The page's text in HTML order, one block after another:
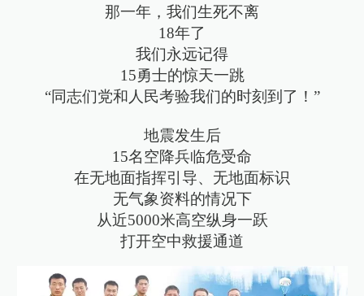
那一年，我们生死不离
18年了
我们永远记得
15勇士的惊天一跳
“同志们党和人民考验我们的时刻到了！”
地震发生后
15名空降兵临危受命
在无地面指挥引导、无地面标识
无气象资料的情况下
从近5000米高空纵身一跃
打开空中救援通道